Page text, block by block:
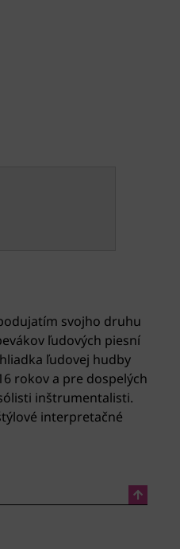
svojho druhu
ľudových piesní
ľudovej hudby
rokov a pre dospelých
inštrumentalisti.
interpretačné